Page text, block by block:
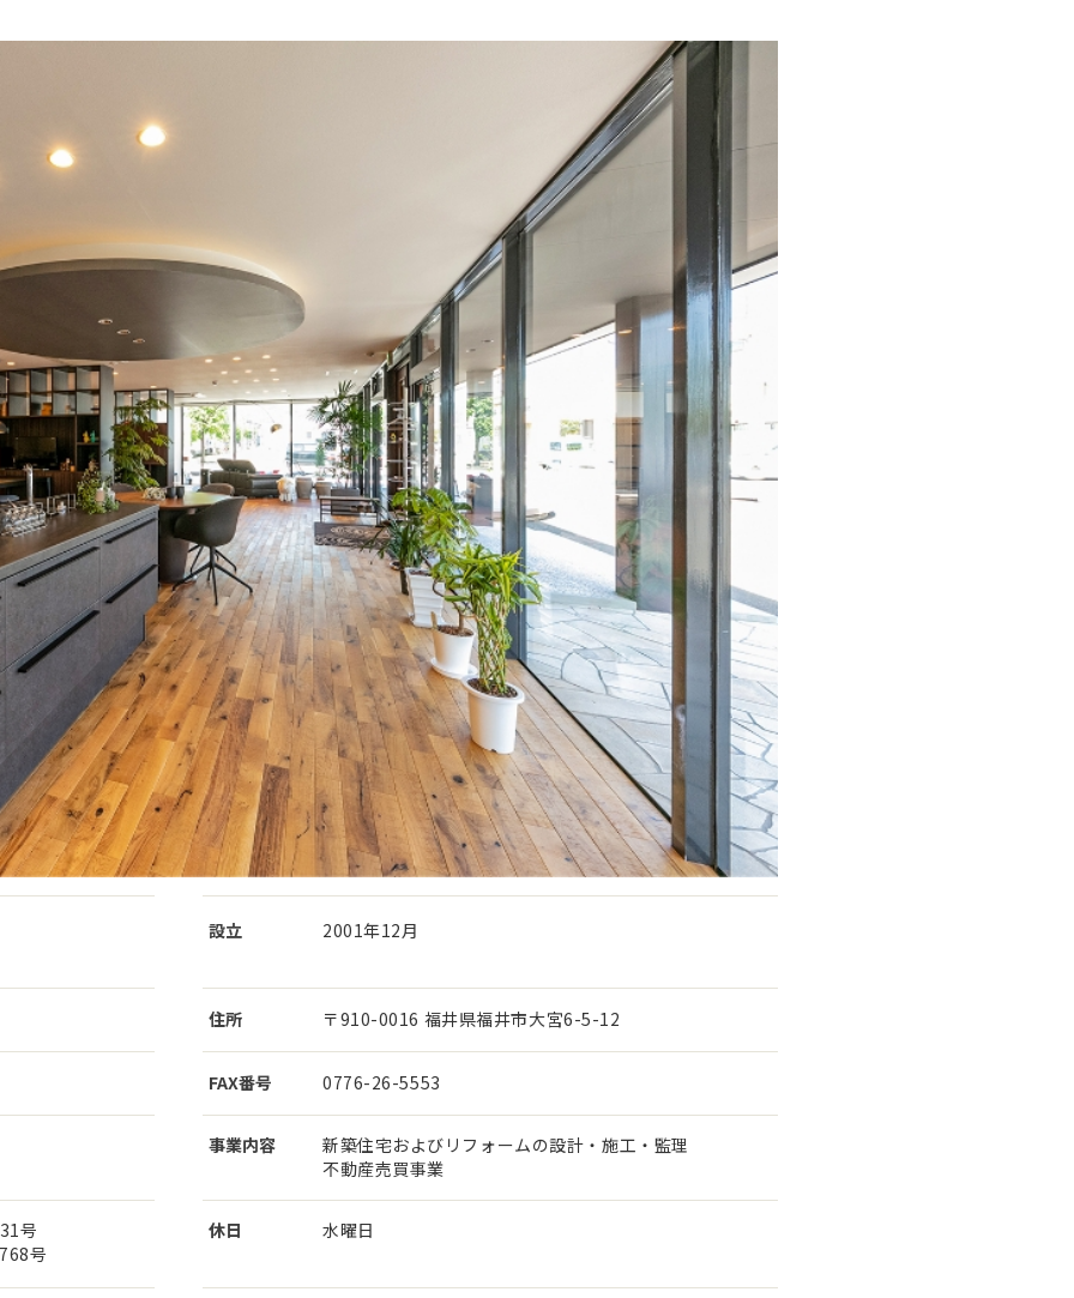
号
号
設立 2001年12月
住所 〒910-0016 福井県福井市大宮6-5-12
FAX番号 0776-26-5553
事業内容
新築住宅およびリフォームの設計・施工・監理
不動産売買事業
休日 水曜日